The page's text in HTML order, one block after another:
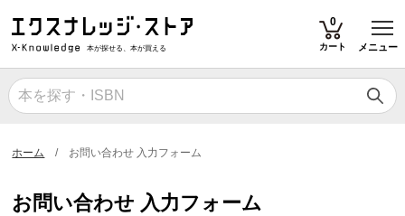
本が探せる、本が買える
0
カート メニュー
ホーム お問い合わせ 入力フォーム
お問い合わせ 入力フォーム